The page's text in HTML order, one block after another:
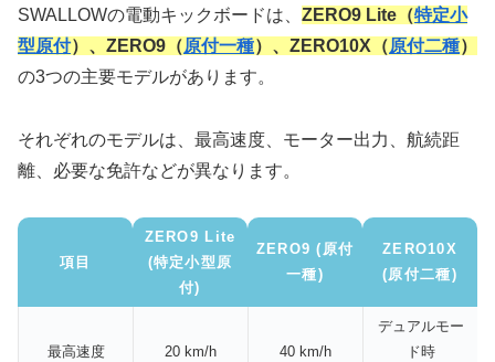
SWALLOWの電動キックボードは、 ZERO9 Lite（特定小
型原付）、ZERO9（原付一種）、ZERO10X（原付二種）
の3つの主要モデルがあります。
それぞれのモデルは、最高速度、モーター出力、航続距
離、必要な免許などが異なります。
項目
ZERO9 Lite
(特定小型原
付)
ZERO9 (原付
一種)
ZERO10X
(原付二種)
最高速度 20 km/h 40 km/h
デュアルモー
ド時